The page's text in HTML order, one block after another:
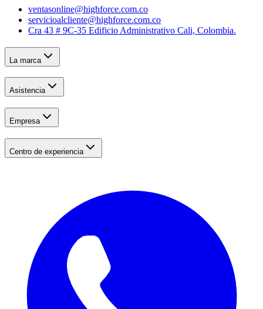
ventasonline@highforce.com.co
servicioalcliente@highforce.com.co
Cra 43 # 9C-35 Edificio Administrativo Cali, Colombia.
La marca
Asistencia
Empresa
Centro de experiencia